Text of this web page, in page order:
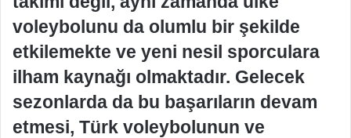
voleybolunu da olumlu bir şekilde
etkilemekte ve yeni nesil sporculara
ilham kaynağı olmaktadır. Gelecek
sezonlarda da bu başarıların devam
etmesi, Türk voleybolunun ve